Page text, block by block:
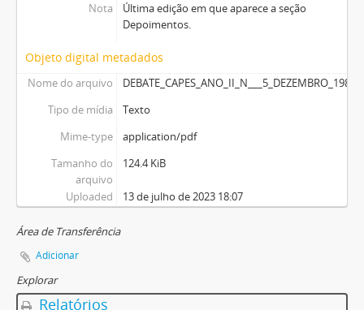
Nota
Última edição em que aparece a seção
Depoimentos.
Objeto digital metadados
Nome do arquivo
Tipo de mídia
Texto
Mime-type
application/pdf
Tamanho do
arquivo
124.4 KiB
Uploaded 13 de julho de 2023 18:07
Área de Transferência
Adicionar
Explorar
Relatórios